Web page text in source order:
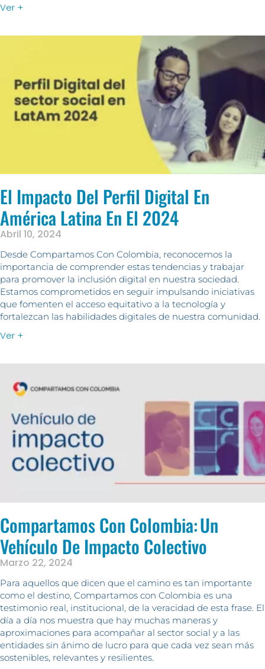
Ver +
El Impacto Del Perfil Digital En
América Latina En El 2024
Abril 10, 2024
Desde Compartamos Con Colombia, reconocemos la
importancia de comprender estas tendencias y trabajar
para promover la inclusión digital en nuestra sociedad.
Estamos comprometidos en seguir impulsando iniciativas
que fomenten el acceso equitativo a la tecnología y
fortalezcan las habilidades digitales de nuestra comunidad.
Ver +
Compartamos Con Colombia: Un
Vehículo De Impacto Colectivo
Marzo 22, 2024
Para aquellos que dicen que el camino es tan importante
como el destino, Compartamos con Colombia es una
testimonio real, institucional, de la veracidad de esta frase. El
día a día nos muestra que hay muchas maneras y
aproximaciones para acompañar al sector social y a las
entidades sin ánimo de lucro para que cada vez sean más
sostenibles, relevantes y resilientes.